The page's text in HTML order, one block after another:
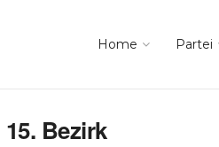
Home Partei
15. Bezirk